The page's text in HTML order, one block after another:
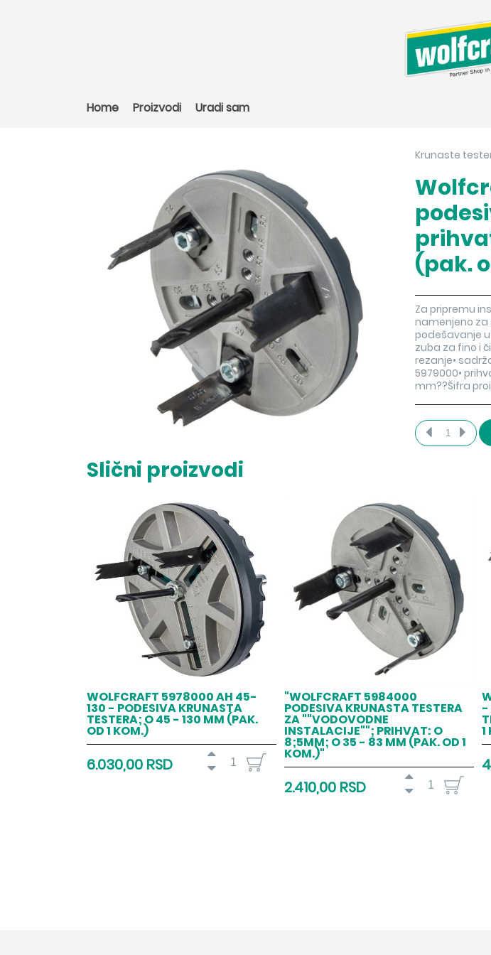
Home Proizvodi Uradi sam
Krunaste
(pak.
Za pripremu
namenjeno za
podešavanje
zuba za fino i
rezanje•
5979000•
mm??Šifra
Slični proizvodi
WOLFCRAFT 5978000 AH 45-
130 - PODESIVA KRUNASTA
TESTERA; O 45 - 130 MM (PAK.
OD 1 KOM.)
6.030,00 RSD
"WOLFCRAFT 5984000
PODESIVA KRUNASTA TESTERA
ZA ""VODOVODNE
INSTALACIJE""; PRIHVAT: O
8;5MM; O 35 - 83 MM (PAK. OD 1
KOM.)"
2.410,00 RSD
-
1